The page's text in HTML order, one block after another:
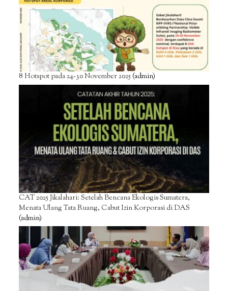
8 Hotspot pada 24-30 November 2025(admin)
CAT 2025 Jikalahari: Setelah Bencana Ekologis Sumatera,
Menata Ulang Tata Ruang, Cabut Izin Korporasi di DAS
(admin)